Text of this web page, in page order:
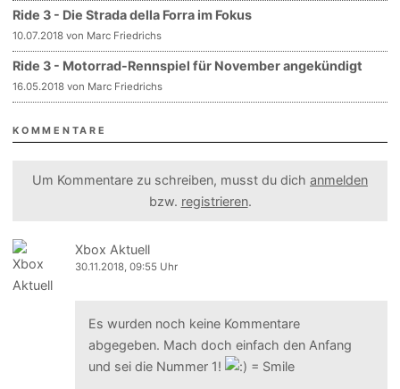
Ride 3 - Die Strada della Forra im Fokus
10.07.2018 von Marc Friedrichs
Ride 3 - Motorrad-Rennspiel für November angekündigt
16.05.2018 von Marc Friedrichs
KOMMENTARE
Um Kommentare zu schreiben, musst du dich anmelden
bzw. registrieren.
Xbox Aktuell
30.11.2018, 09:55 Uhr
Es wurden noch keine Kommentare
abgegeben. Mach doch einfach den Anfang
und sei die Nummer 1!